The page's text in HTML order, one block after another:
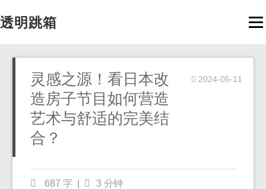
透明跳箱
灵感之源！看日本改
造房子节目如何营造
艺术与舒适的完美结
合？
2024-05-11
687 字 3 分钟